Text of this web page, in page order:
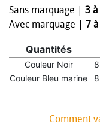
Sans marquage | 3
Avec marquage | 7
Quantités
Couleur Noir
Couleur Bleu marine
Comment